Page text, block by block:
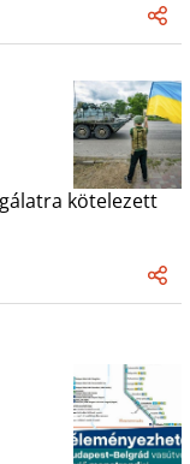
kötelezett